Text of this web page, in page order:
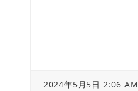
2024年5月5日 2:06 AM